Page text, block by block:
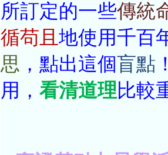
所訂定的一些傳統
循苟且 地使用千百
思 ，點出這個盲點
用， 看清道理比較